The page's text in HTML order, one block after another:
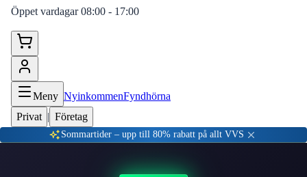
Öppet vardagar 08:00 - 17:00
Meny NyinkommenFyndhörna
Privat | Företag
Sommartider – upp till 80% rabatt på allt VVS